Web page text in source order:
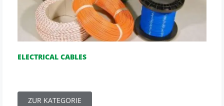
ELECTRICAL CABLES
ZUR KATEGORIE